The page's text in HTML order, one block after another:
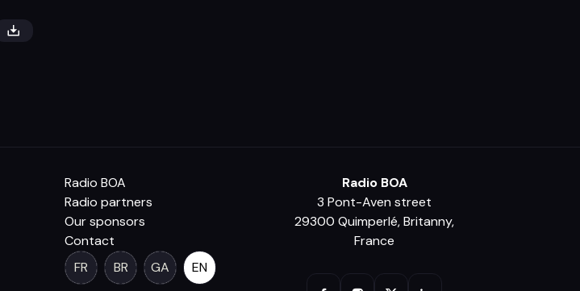
Radio BOA
Radio partners
Our sponsors
Contact
FR
BR GA EN
Radio BOA
3 Pont-Aven street
29300 Quimperlé, Britanny,
France